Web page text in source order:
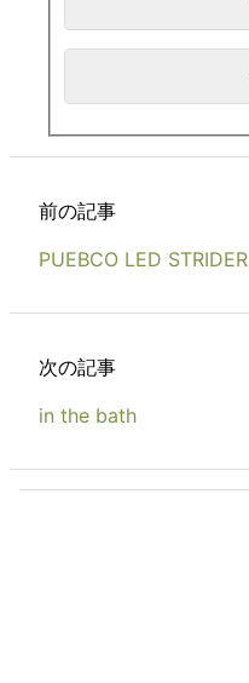
前の記事
PUEBCO LED STRIDER
次の記事
in the bath